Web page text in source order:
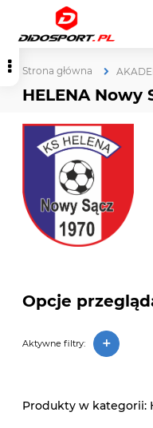
Strona główna
HELENA Nowy
Opcje
Aktywne filtry: +